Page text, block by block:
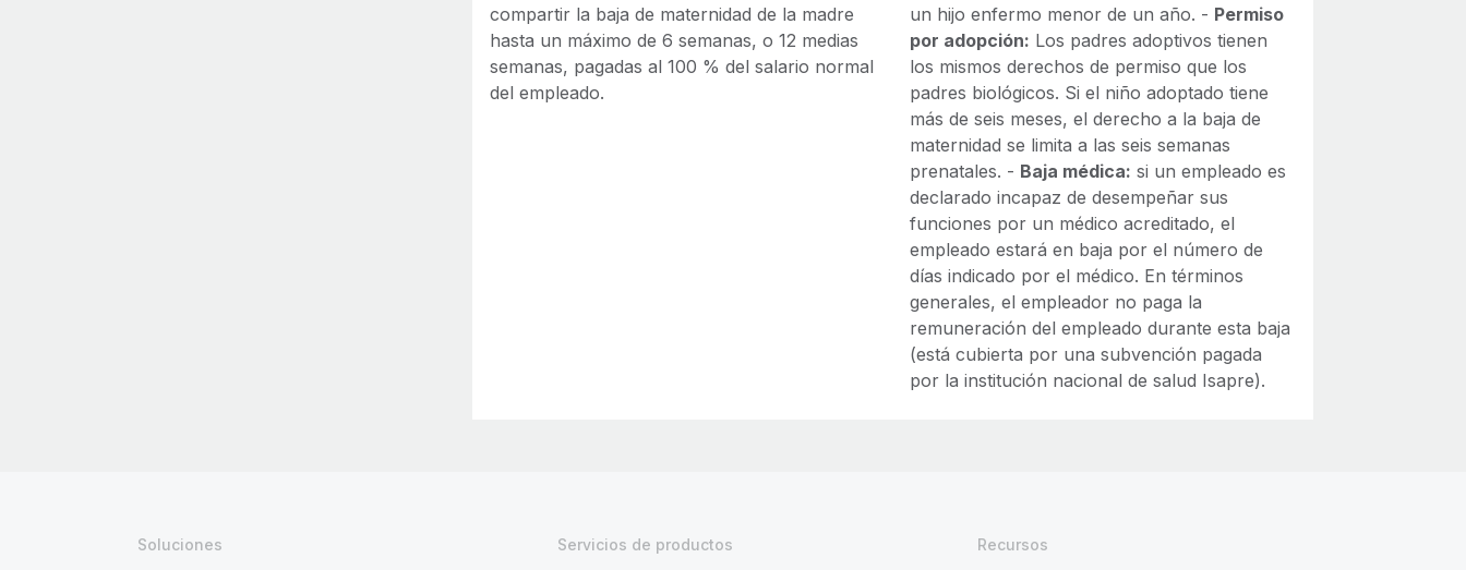
compartir la baja de maternidad de la madre
hasta un máximo de 6 semanas, o 12 medias
semanas, pagadas al 100 % del salario normal
del empleado.
un hijo enfermo menor de un año. - Permiso
por adopción: Los padres adoptivos tienen
los mismos derechos de permiso que los
padres biológicos. Si el niño adoptado tiene
más de seis meses, el derecho a la baja de
maternidad se limita a las seis semanas
prenatales. - Baja médica: si un empleado es
declarado incapaz de desempeñar sus
funciones por un médico acreditado, el
empleado estará en baja por el número de
días indicado por el médico. En términos
generales, el empleador no paga la
remuneración del empleado durante esta baja
(está cubierta por una subvención pagada
por la institución nacional de salud Isapre).
Soluciones
Servicios de productos
Recursos